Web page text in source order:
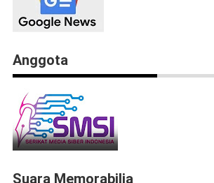
Anggota
Suara Memorabilia